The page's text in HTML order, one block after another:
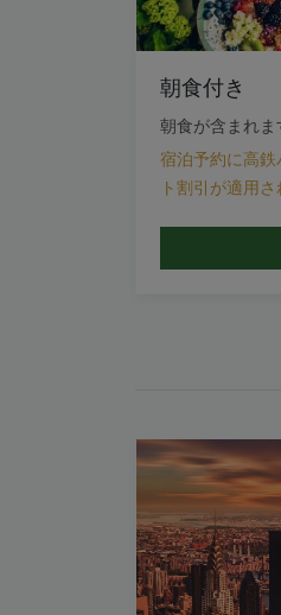
朝食付き
朝食が含まれま
宿泊予約に高鉄
ト割引が適用さ